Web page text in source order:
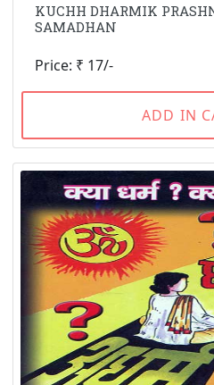
KUCHH DHARMIK
SAMADHAN
Price: ₹ 17/-
ADD IN